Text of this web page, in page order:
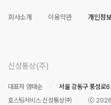
회사소개 이용약관 개인정
신성통상(주)
대표자 염태순 서울 강동구 풍성로
호스팅서비스 신성통상㈜
ⓒ 2026